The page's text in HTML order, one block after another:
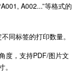
A002...”等格式的
同标签的打印数量。
，支持PDF/图片文